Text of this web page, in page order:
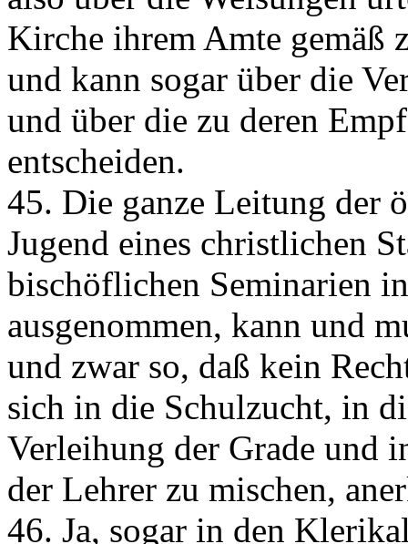
Kirche ihrem Amte gemäß
und kann sogar über die
und über die zu deren
entscheiden.
45. Die ganze Leitung der
Jugend eines christlichen
bischöflichen Seminarien
ausgenommen, kann und
und zwar so, daß kein
sich in die Schulzucht, in
Verleihung der Grade und
der Lehrer zu mischen,
46. Ja, sogar in den